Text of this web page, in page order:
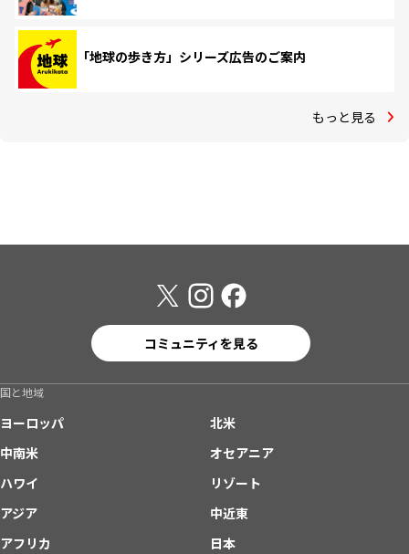
「地球の歩き方」シリーズ広告のご案内
もっと見る
コミュニティを見る
国と地域
ヨーロッパ
北米
中南米
オセアニア
ハワイ
リゾート
アジア
中近東
アフリカ
日本